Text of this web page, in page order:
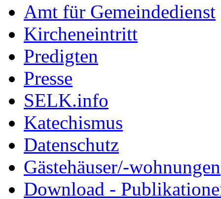
Amt für Gemeindedienst
Kircheneintritt
Predigten
Presse
SELK.info
Katechismus
Datenschutz
Gästehäuser/-wohnungen
Download -